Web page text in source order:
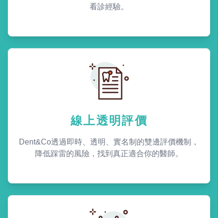
看診經驗。
線上透明評價
Dent&Co透過即時、透明、實名制的雙邊評價機制，
降低踩雷的風險，找到真正適合你的醫師。